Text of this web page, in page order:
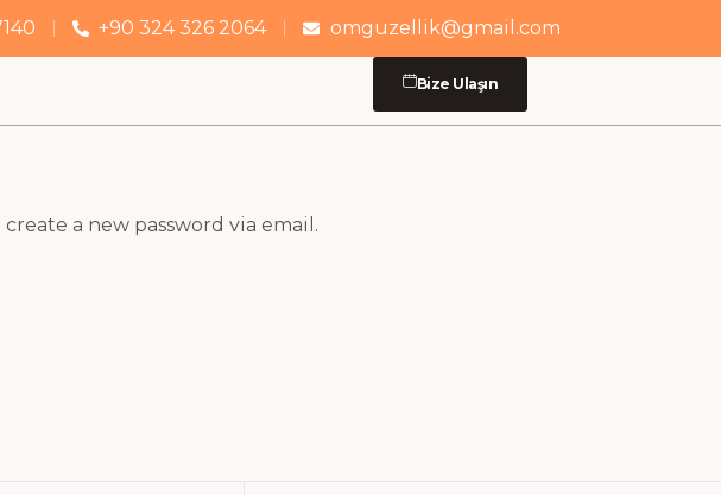
+90 324 326 2064 omguzellik@gmail.com
Bize Ulaşın
a new password via email.